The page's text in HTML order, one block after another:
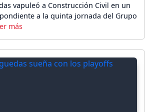
vapuleó a Construcción Civil en un
a la quinta jornada del Grupo